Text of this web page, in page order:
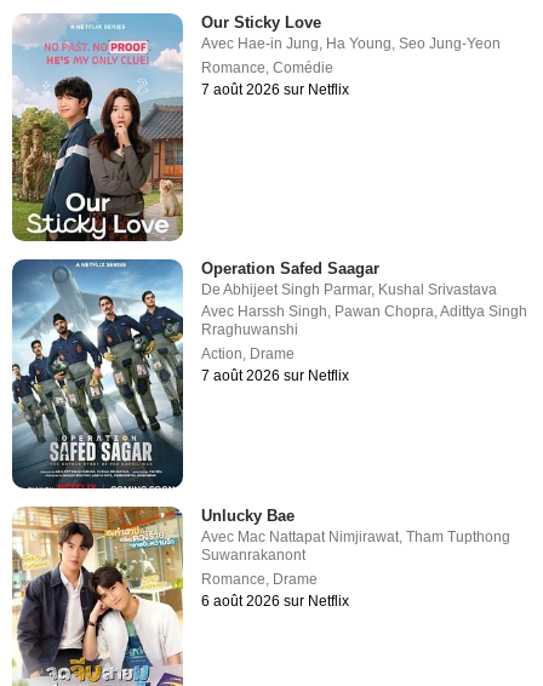
Our Sticky Love
Avec Hae-in Jung, Ha Young,Seo Jung-Yeon
Romance,Comédie
7 août 2026 sur Netflix
Operation Safed Saagar
DeAbhijeet Singh Parmar, Kushal Srivastava
Avec Harssh Singh, Pawan Chopra,Adittya Singh
Rraghuwanshi
Action, Drame
7 août 2026 sur Netflix
Unlucky Bae
Avec Mac Nattapat Nimjirawat ,Tham Tupthong
Suwanrakanont
Romance Drame
6 août 2026 sur Netflix